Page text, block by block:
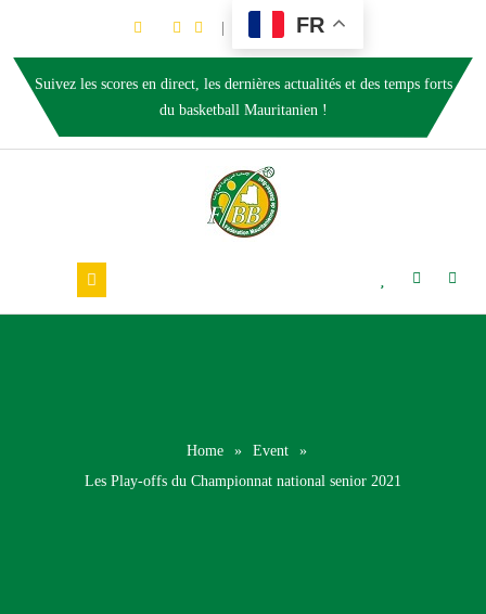
FR
Suivez les scores en direct, les dernières actualités et des temps forts
du basketball Mauritanien !
Home » Event
»
Les Play-offs du Championnat national senior 2021